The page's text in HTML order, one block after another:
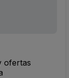
ofertas